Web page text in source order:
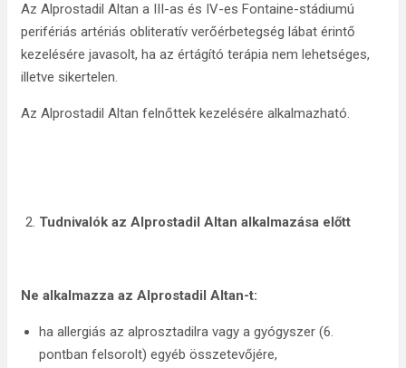
Az Alprostadil Altan a III-as és IV-es Fontaine-stádiumú
perifériás artériás obliteratív verőérbetegség lábat érintő
kezelésére javasolt, ha az értágító terápia nem lehetséges,
illetve sikertelen.
Az Alprostadil Altan felnőttek kezelésére alkalmazható.
Tudnivalók az Alprostadil Altan alkalmazása előtt
Ne alkalmazza az Alprostadil Altan-t:
ha allergiás az alprosztadilra vagy a gyógyszer (6.
pontban felsorolt) egyéb összetevőjére,